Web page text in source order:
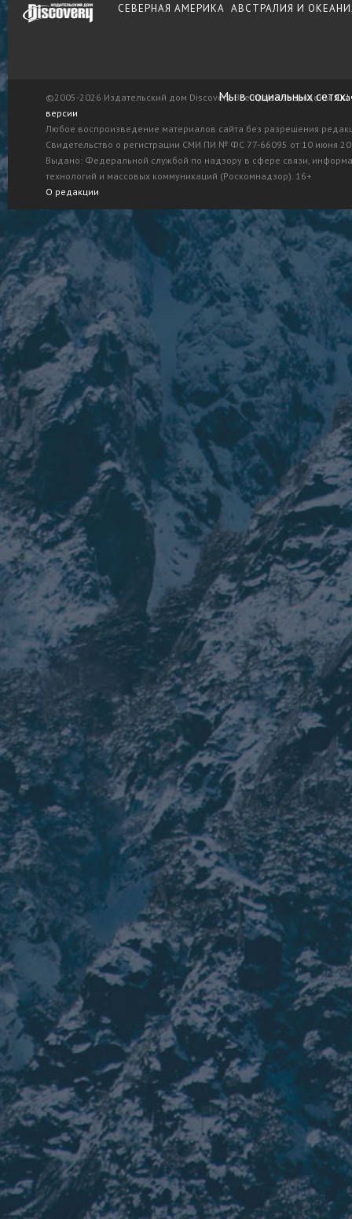
СЕВЕРНАЯ АМЕРИКА АВСТРАЛИЯ И
©2005-2026 Издательский дом Discovery. Все права защищены.
версии
Любое воспроизведение материалов сайта без разрешения
Свидетельство о регистрации СМИ ПИ № ФС 77-66095 от 10 июня
Выдано: Федеральной службой по надзору в сфере связи,
технологий и массовых коммуникаций (Роскомнадзор). 16+
О редакции
Мы в социальных сетях: